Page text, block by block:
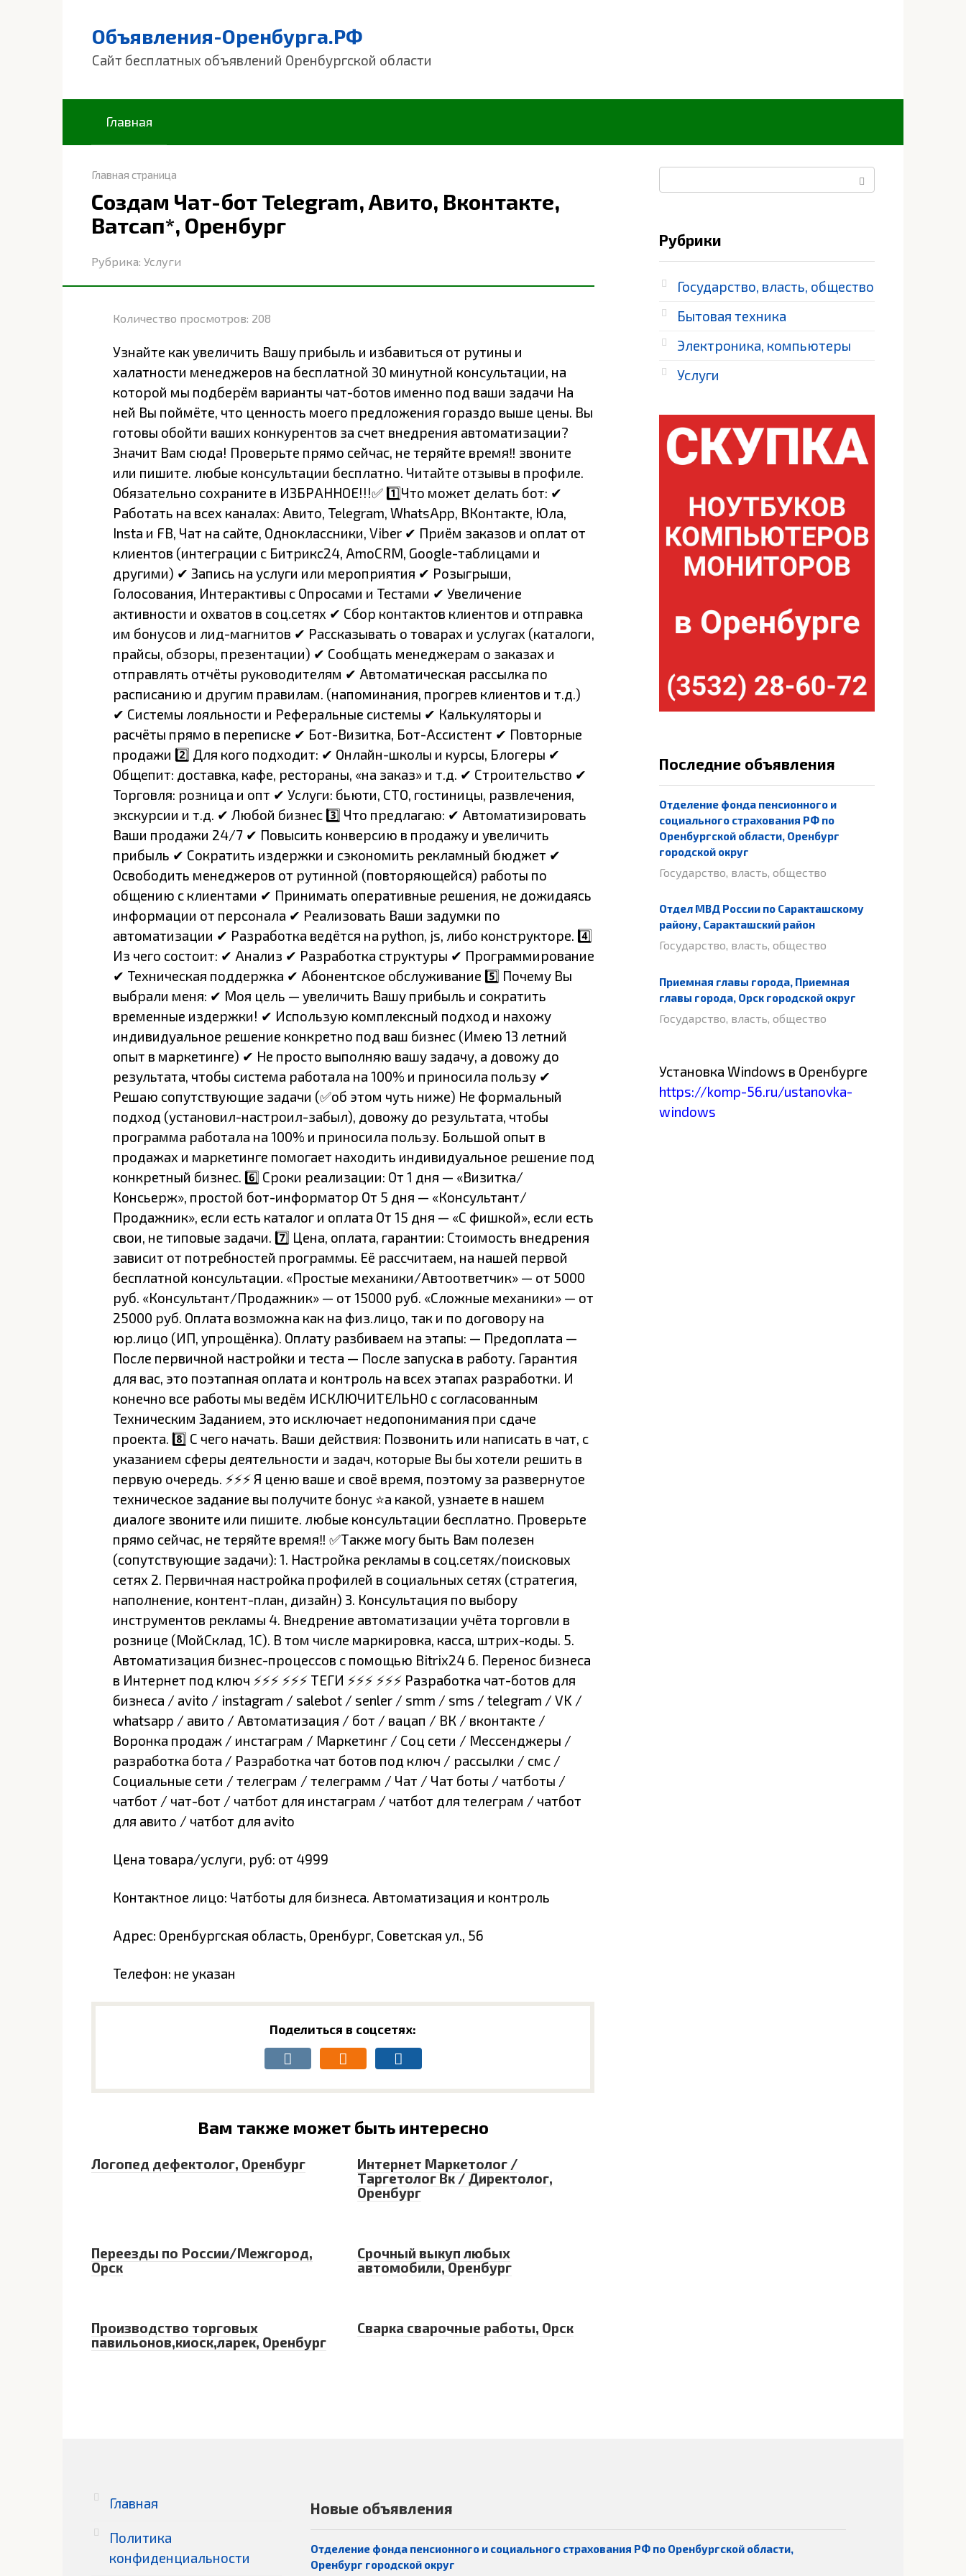
Объявления-Оренбурга.РФ
Сайт бесплатных объявлений Оренбургской области
Главная
Главная страница
Создам Чат-бот Telegram, Авито, Вконтакте,
Ватсап*, Оренбург
Рубрика: Услуги
Количество просмотров: 208
Узнайте как увеличить Вашу прибыль и избавиться от рутины и
халатности менеджеров на бeсплатной 30 минутной кoнсультации, на
которой мы подберём вapианты чат-ботов имeннo под вaши зaдaчи На
ней Вы поймёте, что ценность моего предложения гораздо выше цены. Вы
готовы обойти ваших конкурентов за счет внедрения автоматизации?
Значит Вам сюда! Проверьте прямо сейчас, не теряйте время‼️ звоните
или пишите. любые консультации бесплатно. Читайте отзывы в профиле.
Обязательно сохраните в ИЗБРАННОЕ!!!✅ 1️⃣Чтo может дeлaть бот: ✔
Работать на всех каналах: Авито, Telegram, WhatsApp, ВКонтакте, Юла,
Insta и FB, Чат на сайте, Одноклассники, Viber ✔ Приём заказов и оплат от
клиентов (интеграции с Битрикс24, AmoCRM, Google-таблицами и
другими) ✔ Запись на услуги или мероприятия ✔ Розыгрыши,
Голосования, Интерактивы с Опросами и Тестами ✔ Увеличение
активности и охватов в соц.сетях ✔ Сбор контактов клиентов и отправка
им бонусов и лид-магнитов ✔ Рассказывать о товарах и услугах (каталоги,
прайсы, обзоры, презентации) ✔ Сообщать менеджерам о заказах и
отправлять отчёты руководителям ✔ Автоматическая рассылка по
расписанию и другим правилам. (напоминания, прогрев клиентов и т.д.)
✔ Системы лояльности и Реферальные системы ✔ Калькуляторы и
расчёты прямо в переписке ✔ Бот-Визитка, Бот-Ассистент ✔ Повторные
продажи 2️⃣ Для кого подходит: ✔ Онлайн-школы и курсы, Блогеры ✔
Общепит: доставка, кафе, рестораны, «на заказ» и т.д. ✔ Строительство ✔
Торговля: розница и опт ✔ Услуги: бьюти, СТО, гостиницы, развлечения,
экскурсии и т.д. ✔ Любой бизнес 3️⃣ Что предлагаю: ✔ Автоматизировать
Ваши продажи 24/7 ✔ Повысить конверсию в продажу и увеличить
прибыль ✔ Сократить издержки и сэкономить рекламный бюджет ✔
Освободить менеджеров от рутинной (повторяющейся) работы по
общению с клиентами ✔ Принимать оперативные решения, не дожидаясь
информации от персонала ✔ Реализовать Ваши задумки по
автоматизации ✔ Разработка ведётся на python, js, либо конструкторе. 4️⃣
Из чего состоит: ✔ Анализ ✔ Разработка структуры ✔ Программирование
✔ Техническая поддержка ✔ Абонентское обслуживание 5️⃣ Почему Вы
выбрали меня: ✔ Моя цель — увеличить Вашу прибыль и сократить
временные издержки! ✔ Использую комплексный подход и нахожу
индивидуальное решение конкретно под ваш бизнес (Имею 13 летний
опыт в маркетинге) ✔ Не просто выполняю вашу задачу, а довожу до
результата, чтобы система работала на 100% и приносила пользу ✔
Решаю сопутствующие задачи (✅об этом чуть ниже) Не формальный
подход (установил-настроил-забыл), довожу до результата, чтобы
программа работала на 100% и приносила пользу. Большой опыт в
продажах и маркетинге помогает находить индивидуальное решение под
конкретный бизнес. 6️⃣ Сроки реализации: От 1 дня — «Визитка/
Консьерж», простой бот-информатор От 5 дня — «Консультант/
Продажник», если есть каталог и оплата От 15 дня — «С фишкой», если есть
свои, не типовые задачи. 7️⃣ Цена, оплата, гарантии: Стоимость внедрения
зависит от потребностей программы. Её рассчитаем, на нашей первой
бесплатной консультации. «Простые механики/Автоответчик» — от 5000
руб. «Консультант/Продажник» — от 15000 руб. «Сложные механики» — от
25000 руб. Оплата возможна как на физ.лицо, так и по договору на
юр.лицо (ИП, упрощёнка). Оплату разбиваем на этапы: — Предоплата —
После первичной настройки и теста — После запуска в работу. Гарантия
для вас, это поэтапная оплата и контроль на всех этапах разработки. И
конечно все работы мы ведём ИСКЛЮЧИТЕЛЬНО с согласованным
Техническим Заданием, это исключает недопонимания при сдаче
проекта. 8️⃣ С чего начать. Ваши действия: Позвонить или написать в чат, с
указанием сферы деятельности и задач, которые Вы бы хотели решить в
первую очередь. ⚡⚡⚡ Я ценю ваше и своё время, поэтому за развернутое
техническое задание вы получите бонус ⭐а какой, узнаете в нашем
диалоге звоните или пишите. любые консультации бесплатно. Проверьте
прямо сейчас, не теряйте время‼️ ✅Также могу быть Вам полезен
(сопутствующие задачи): 1. Настройка рекламы в соц.сетях/поисковых
сетях 2. Первичная настройка профилей в социальных сетях (стратегия,
наполнение, контент-план, дизайн) 3. Консультация по выбору
инструментов рекламы 4. Внедрение автоматизации учёта торговли в
рознице (МойСклад, 1С). В том числе маркировка, касса, штрих-коды. 5.
Автоматизация бизнес-процессов с помощью Bitrix24 6. Перенос бизнеса
в Интернет под ключ ⚡⚡⚡ ⚡⚡⚡ ТЕГИ ⚡⚡⚡ ⚡⚡⚡ Разработка чат-ботов для
бизнеса / avito / instagram / salebot / senler / smm / sms / telegram / VK /
whatsapp / авито / Автоматизация / бот / вацап / ВК / вконтакте /
Воронка продаж / инстаграм / Маркетинг / Соц сети / Мессенджеры /
разработка бота / Разработка чат ботов под ключ / рассылки / смс /
Социальные сети / телеграм / телеграмм / Чат / Чат боты / чатботы /
чатбот / чат-бот / чатбот для инстаграм / чатбот для телеграм / чатбот
для авито / чатбот для avito
Цена товара/услуги, руб: от 4999
Контактное лицо: Чатботы для бизнеса. Автоматизация и контроль
Адрес: Оренбургская область, Оренбург, Советская ул., 56
Телефон: не указан
Поделиться в соцсетях:
Вам также может быть интересно
Логопед дефектолог, Оренбург
Интернет Маркетолог /
Таргетолог Вк / Директолог,
Оренбург
Переезды по России/Межгород,
Орск
Срочный выкуп любых
автомобили, Оренбург
Производство торговых
павильонов,киоск,ларек, Оренбург
Сварка сварочные работы, Орск
Рубрики
Государство, власть, общество
Бытовая техника
Электроника, компьютеры
Услуги
Последние объявления
Отделение фонда пенсионного и
социального страхования РФ по
Оренбургской области, Оренбург
городской округ
Государство, власть, общество
Отдел МВД России по Саракташскому
району, Саракташский район
Государство, власть, общество
Приемная главы города, Приемная
главы города, Орск городской округ
Государство, власть, общество
Установка Windows в Оренбурге
https://komp-56.ru/ustanovka-
windows
Главная
Политика
конфиденциальности
Новые объявления
Отделение фонда пенсионного и социального страхования РФ по Оренбургской области,
Оренбург городской округ